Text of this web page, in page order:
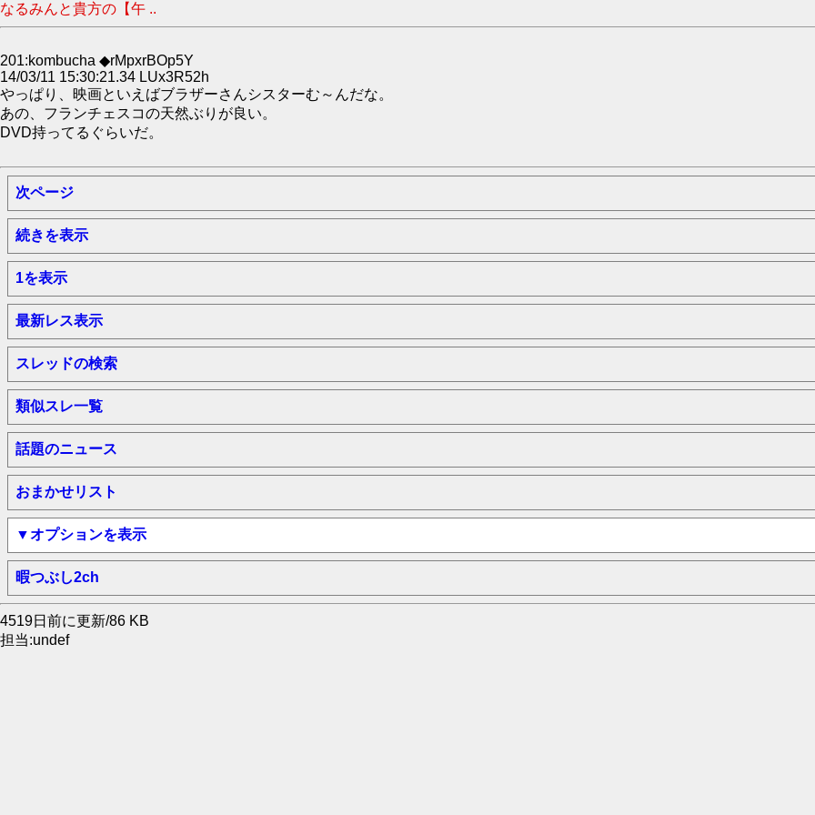
なるみんと貴方の【午 ..
201:kombucha ◆rMpxrBOp5Y
14/03/11 15:30:21.34 LUx3R52h
やっぱり、映画といえばブラザーさんシスターむ～んだな。
あの、フランチェスコの天然ぶりが良い。
DVD持ってるぐらいだ。
次ページ
続きを表示
1を表示
最新レス表示
スレッドの検索
類似スレ一覧
話題のニュース
おまかせリスト
▼オプションを表示
暇つぶし2ch
4519日前に更新/86 KB
担当:undef